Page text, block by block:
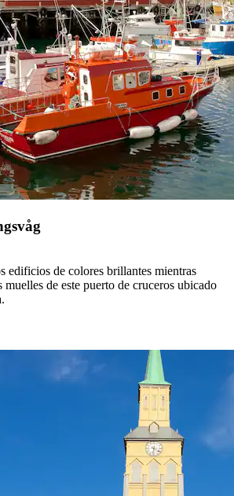
edificios de colores brillantes mientras
de este puerto de cruceros ubicado